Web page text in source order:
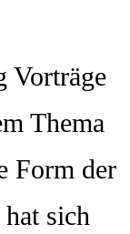
Vorträge
Thema
Form der
sich